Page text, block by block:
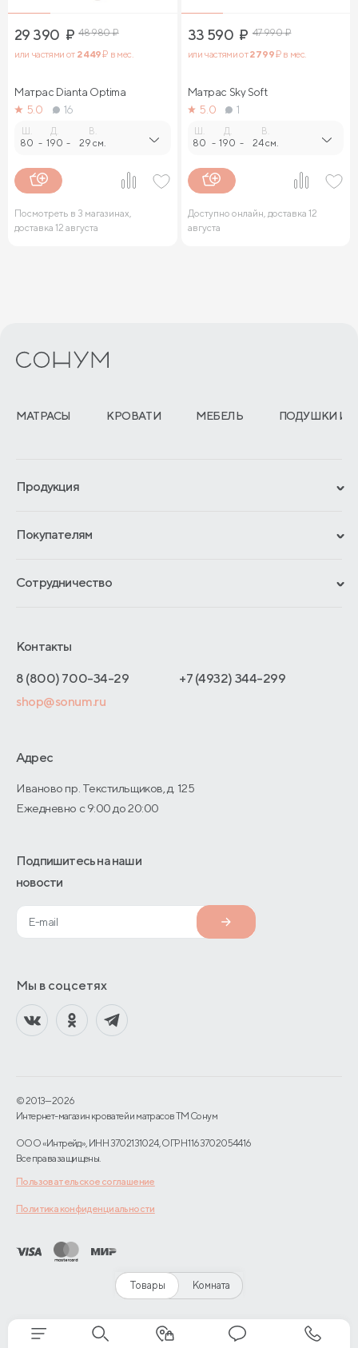
Товары Комната
29 390 ₽ 48 980₽
или частями от 2 449₽ в мес.
Матрас Dianta Optima
5.0
16
Ш.
80 -
Д.
190 -
В.
29 см.
Посмотреть в 3 магазинах,
доставка 12 августа
33 590 ₽ 47 990₽
или частями от2 799₽ в мес.
Матрас Sky Soft
5.0
1
Ш.
80 -
Д.
190 -
В.
24 см.
Доступно онлайн, доставка 12
августа
МАТРАСЫ КРОВАТИ МЕБЕЛЬ ПОДУШКИ И
Продукция
Гарантии
Отзывы покупателей
Покупателям
Обмен и возврат
Как оформить заказ
Адреса магазинов
Договор-оферты
Сотрудничество
Отельерам
Оптовые продажи
О производстве
Контакты
8 (800) 700-34-29
+7 (4932) 344-299
shop@sonum.ru
Адрес
Иваново пр. Текстильщиков, д. 125
Ежедневно с 9:00 до 20:00
Подпишитесь на наши
новости
Мы в соцсетях
© 2013—2026
Интернет-магазин кроватей и матрасов TM Сонум
ООО «Интрейд», ИНН 3702131024, ОГРН 1163702054416
Все права защищены.
Пользовательское соглашение
Политика конфиденциальности